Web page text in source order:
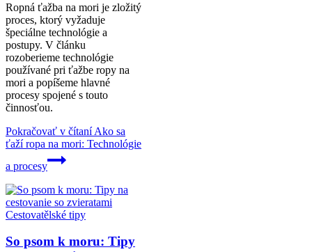
Ropná ťažba na mori je zložitý
proces, ktorý vyžaduje
špeciálne technológie a
postupy. V článku
rozoberieme technológie
používané pri ťažbe ropy na
mori a popíšeme hlavné
procesy spojené s touto
činnosťou.
Pokračovať v čítaníAko sa
ťaží ropa na mori: Technológie
a procesy
Cestovatělské tipy
So psom k moru: Tipy